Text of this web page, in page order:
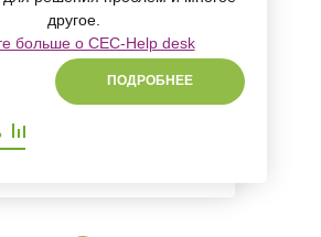
другое.
больше о CEC-Help desk
ПОДРОБНЕЕ